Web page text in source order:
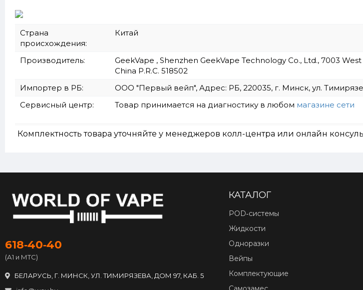
Страна
происхождения:
Китай
Производитель:
GeekVape , Shenzhen GeekVape Technology Co., Ltd., 7003
China P.R.C. 518502
Импортер в РБ:
ООО "Первый вейп", Адрес: РБ, 220035, г. Минск, ул.
Сервисный центр:
Товар принимается на диагностику в любом магазине сети
Комплектность товара уточняйте у менеджеров колл-центра или онлайн
618‑40‑40
(А1 и МТС)
БЕЛАРУСЬ, Г. МИНСК, УЛ. ТИМИРЯЗЕВА, ДОМ 97, КАБ. 5
КАТАЛОГ
POD‑системы
Жидкости
Одноразки
Вейпы
Комплектующие